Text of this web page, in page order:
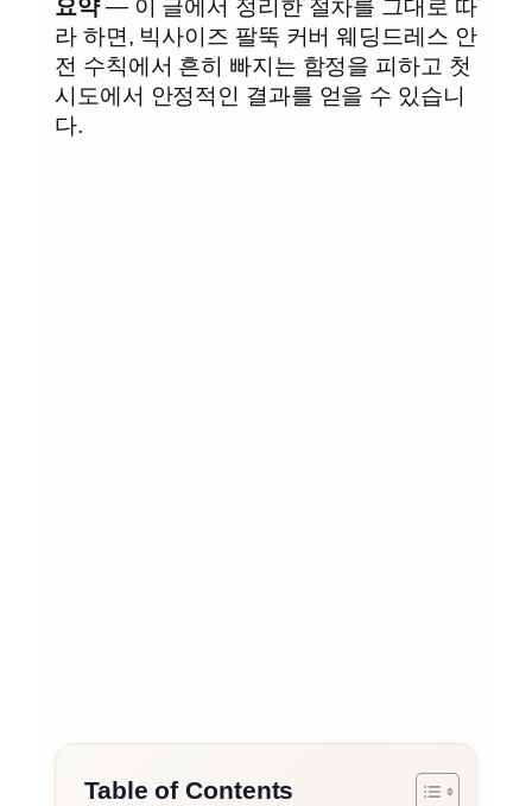
요약— 이 글에서 정리한 절차를 그대로 따
라 하면, 빅사이즈 팔뚝 커버 웨딩드레스 안
전 수칙에서 흔히 빠지는 함정을 피하고 첫
시도에서 안정적인 결과를 얻을 수 있습니
다.
Table of Contents